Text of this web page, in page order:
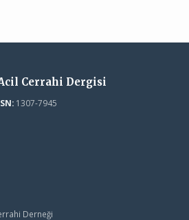
Cerrahi Dergisi
1307-7945
Derneği